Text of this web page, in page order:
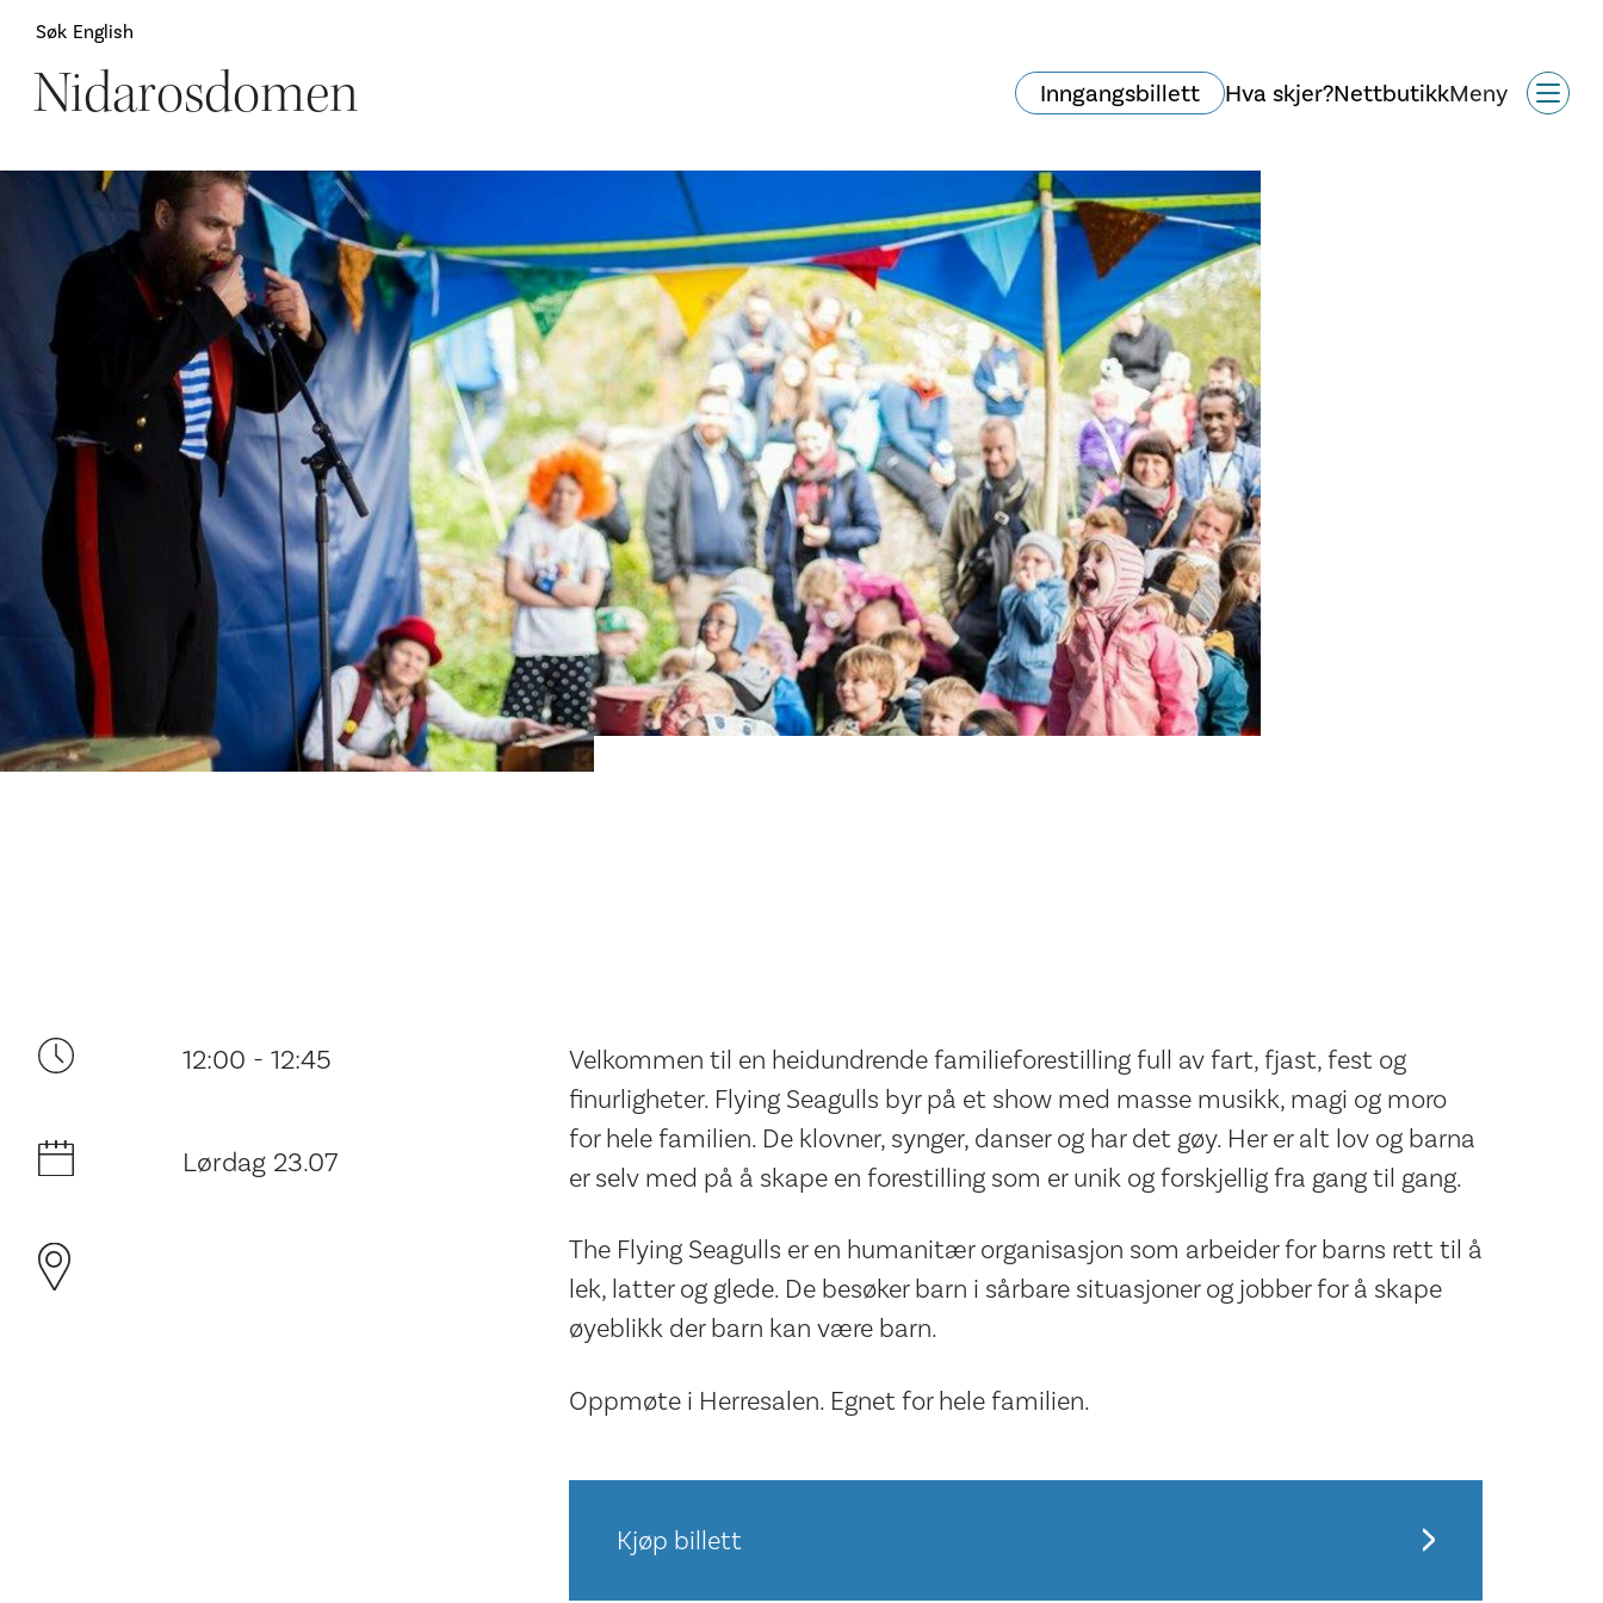
Søk English
Nidarosdomen Inngangsbillett Hva skjer?NettbutikkMeny
12:00 - 12:45
Lørdag 23.07
Velkommen til en heidundrende familieforestilling full av fart, fjast, fest og
finurligheter. Flying Seagulls byr på et show med masse musikk, magi og moro
for hele familien. De klovner, synger, danser og har det gøy. Her er alt lov og barna
er selv med på å skape en forestilling som er unik og forskjellig fra gang til gang.
The Flying Seagulls er en humanitær organisasjon som arbeider for barns rett til å
lek, latter og glede. De besøker barn i sårbare situasjoner og jobber for å skape
øyeblikk der barn kan være barn.
Oppmøte i Herresalen. Egnet for hele familien.
Kjøp billett